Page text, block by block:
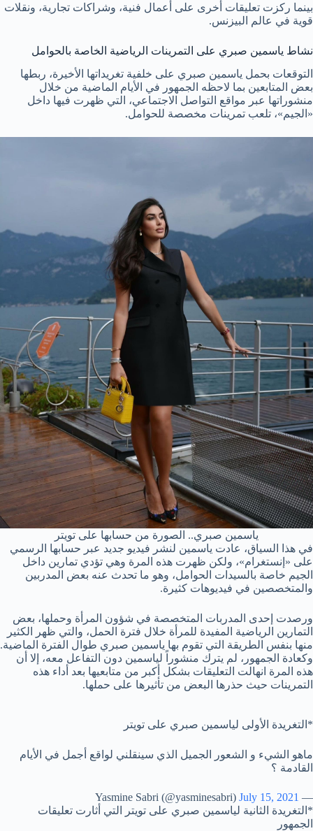
بينما ركزت تعليقات أخرى على أعمال فنية، وشراكات تجارية، ونقلات
قوية في عالم البيزنس.
نشاط ياسمين صبري على التمرينات الرياضية الخاصة بالحوامل
التوقعات بحمل ياسمين صبري على خلفية تغريداتها الأخيرة، ربطها
بعض المتابعين بما لاحظه الجمهور في الأيام الماضية من خلال
منشوراتها عبر مواقع التواصل الاجتماعي، التي ظهرت فيها داخل
«الجيم»، تلعب تمرينات مخصصة للحوامل.
ياسمين صبري.. الصورة من حسابها على تويتر
في هذا السياق، عادت ياسمين لنشر فيديو جديد عبر حسابها الرسمي
على «إنستغرام»، ولكن ظهرت هذه المرة وهي تؤدي تمارين داخل
الجيم خاصة بالسيدات الحوامل، وهو ما تحدث عنه بعض المدربين
والمتخصصين في فيديوهات كثيرة.
ورصدت إحدى المدربات المتخصصة في شؤون المرأة وحملها، بعض
التمارين الرياضية المفيدة للمرأة خلال فترة الحمل، والتي ظهر الكثير
منها بنفس الطريقة التي تقوم بها ياسمين صبري طوال الفترة الماضية.
وكعادة الجمهور، لم يترك منشوراً لياسمين دون التفاعل معه، إلا أن
هذه المرة انهالت التعليقات بشكل أكبر من متابعيها بعد أداء هذه
التمرينات حيث حذرها البعض من تأثيرها على حملها.
*التغريدة الأولى لياسمين صبري على تويتر
ماهو الشيء و الشعور الجميل الذي سينقلني لواقع أجمل في الأيام
القادمة ؟
— Yasmine Sabri (@yasminesabri)
July 15, 2021
*التغريدة الثانية لياسمين صبري على تويتر التي أثارت تعليقات
الجمهور